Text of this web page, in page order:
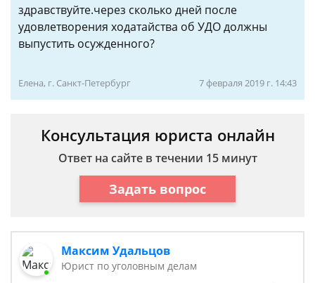
здравствуйте.через сколько дней после
удовлетворения ходатайства об УДО должны
выпустить осужденного?
Елена, г. Санкт-Петербург 7 февраля 2019 г. 14:43
Консультация юриста онлайн
Ответ на сайте в течении 15 минут
Задать вопрос
Максим Удальцов
Юрист по уголовным делам